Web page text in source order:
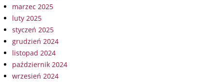
marzec 2025
luty 2025
styczeń 2025
grudzień 2024
listopad 2024
październik 2024
wrzesień 2024